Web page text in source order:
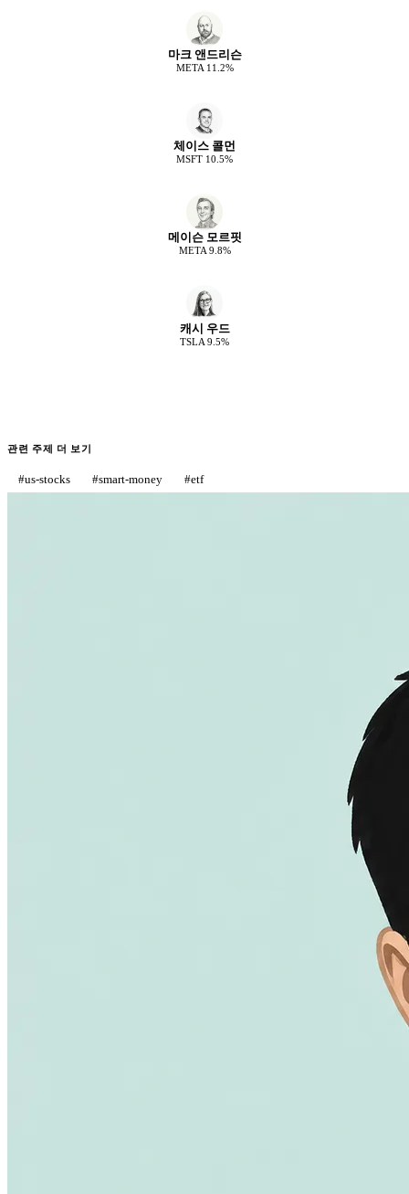
마크 앤드리슨
META 11.2%
체이스 콜먼
MSFT 10.5%
메이슨 모르핏
META 9.8%
캐시 우드
TSLA 9.5%
관련 주제 더 보기
#us-stocks #smart-money #etf